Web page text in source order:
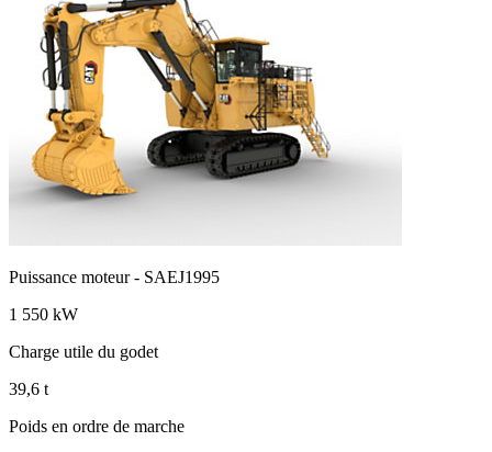
Puissance moteur - SAEJ1995
1 550 kW
Charge utile du godet
39,6 t
Poids en ordre de marche